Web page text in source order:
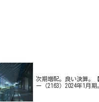
次期増配。良い決算。
ー（2163）2024年1月期